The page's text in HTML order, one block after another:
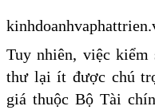
Tuy nhiên, việc kiểm
thư lại ít được chú
giá thuộc Bộ Tài